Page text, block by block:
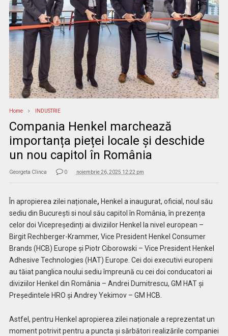
Home INDUSTRIE
Compania Henkel marchează
importanța pieței locale și deschide
un nou capitol în România
Georgeta Clinca 0 noiembrie 26, 2025 12:22 pm
În apropierea zilei naționale, Henkel a inaugurat, oficial, noul său
sediu din București si noul său capitol în România, în prezența
celor doi Vicepreședinți ai diviziilor Henkel la nivel european –
Birgit Rechberger-Krammer, Vice President Henkel Consumer
Brands (HCB) Europe și Piotr Ciborowski – Vice President Henkel
Adhesive Technologies (HAT) Europe. Cei doi executivi europeni
au tăiat panglica noului sediu împreună cu cei doi conducatori ai
diviziilor Henkel din România – Andrei Dumitrescu, GM HAT și
Președintele HRO și Andrey Yekimov – GM HCB.
Astfel, pentru Henkel apropierea zilei naționale a reprezentat un
moment potrivit pentru a puncta și sărbători realizările companiei